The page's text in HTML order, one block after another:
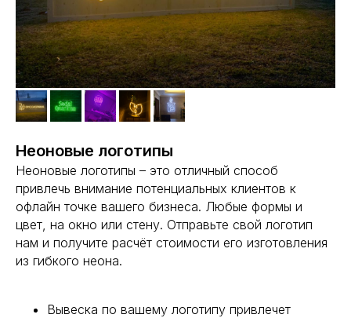
Неоновые логотипы
Неоновые логотипы – это отличный способ
привлечь внимание потенциальных клиентов к
офлайн точке вашего бизнеса. Любые формы и
цвет, на окно или стену. Отправьте свой логотип
нам и получите расчёт стоимости его изготовления
из гибкого неона.
Вывеска по вашему логотипу привлечет